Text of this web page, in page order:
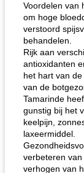
geroosterde
Voordelen van
om hoge
verstoord
behandelen.
Rijk aan
antioxidanten
het hart van
van de
Tamarinde
gunstig bij het
keelpijn,
laxeermiddel.
verbeteren
verhogen van